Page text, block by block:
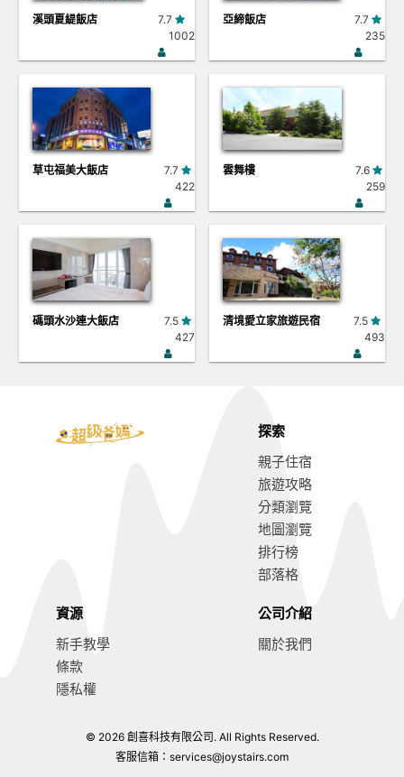
溪頭夏緹飯店
7.7
1002
亞締飯店
7.7
235
草屯福美大飯店
7.7
422
雲舞樓
7.6
259
碼頭水沙連大飯店
7.5
427
清境愛立家旅遊民宿
7.5
493
探索
親子住宿
旅遊攻略
分類瀏覽
地圖瀏覽
排行榜
部落格
資源
新手教學
條款
隱私權
公司介紹
關於我們
© 2026 創喜科技有限公司. All Rights Reserved.
客服信箱： services@joystairs.com